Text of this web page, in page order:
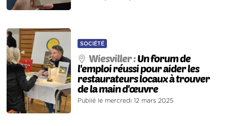
SOCIÉTÉ
Wiesviller :Un forum de
l'emploi réussi pour aider les
restaurateurs locaux à trouver
de la main d'œuvre
Publié le mercredi 12 mars 2025